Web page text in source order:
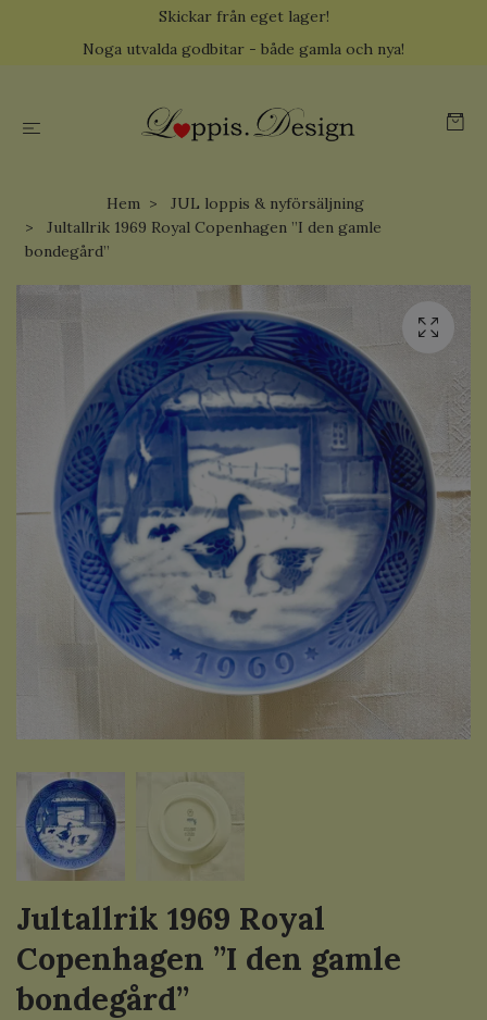
Skickar från eget lager!
Noga utvalda godbitar - både gamla och nya!
Hem
JUL loppis & nyförsäljning
Jultallrik 1969 Royal Copenhagen ”I den gamle
bondegård”
Jultallrik 1969 Royal
Copenhagen ”I den gamle
bondegård”